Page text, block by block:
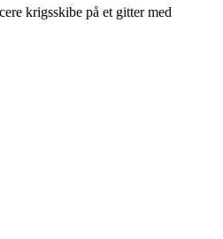
krigsskibe på et gitter med